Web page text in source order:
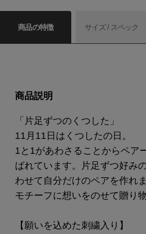
商品の特徴 サイズ / スペック
商品説明
「片足ずつのくつした」
11月11日はくつしたの日。
1と1があわさることからペア
ばれています。片足ずつ好み
わせて自分だけのペアを作れ
モチーフに想いをのせて贈り物
【願いを込めた刺繍入り】